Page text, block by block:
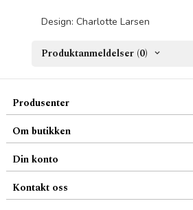
Design: Charlotte Larsen
Produktanmeldelser (0)
Produsenter
Om butikken
Din konto
Kontakt oss